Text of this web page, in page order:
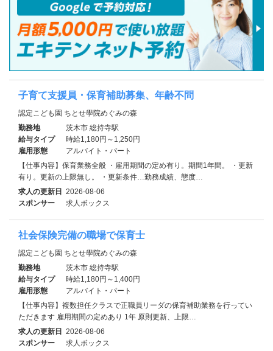
子育て支援員・保育補助募集、年齢不問
認定こども園 ちとせ學院めぐみの森
勤務地
茨木市 総持寺駅
給与タイプ
時給1,180円～1,250円
雇用形態
アルバイト・パート
【仕事内容】保育業務全般 ・雇用期間の定め有り。期間1年間。 ・更新
有り。更新の上限無し。 ・更新条件…勤務成績、態度…
求人の更新日 2026-08-06
スポンサー
求人ボックス
社会保険完備の職場で保育士
認定こども園 ちとせ學院めぐみの森
勤務地
茨木市 総持寺駅
給与タイプ
時給1,180円～1,400円
雇用形態
アルバイト・パート
【仕事内容】複数担任クラスで正職員リーダの保育補助業務を行ってい
ただきます 雇用期間の定めあり 1年 原則更新、上限…
求人の更新日 2026-08-06
スポンサー
求人ボックス